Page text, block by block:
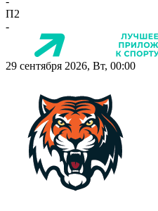
П2
-
29 сентября 2026, Вт, 00:00